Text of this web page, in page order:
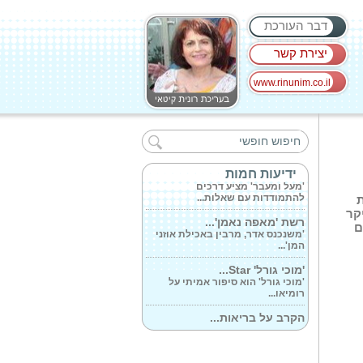
דבר העורכת
יצירת קשר
www.rinunim.co.il
ידיעות חמות
'מאה של סודות' הוא רומן היסטורי
שכתבה...
'מעל ומעבר' ...
'מעל ומעבר' מציע דרכים
להתמודדות עם שאלות...
רשת 'מאפה נאמן'...
'משנכנס אדר, מרבין באכילת אוזני
המן'...
'מוכי גורל' Star...
'מוכי גורל' הוא סיפור אמיתי על
רומיאו...
הקרב על בריאות...
'מה שנראה כתוכן בידורי תמים